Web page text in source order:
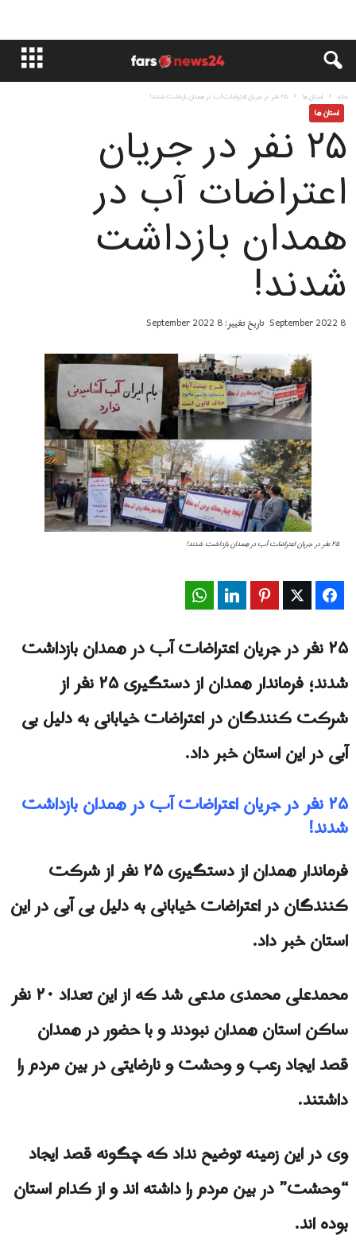
خانه استان ها ۲۵ نفر در جریان اعتراضات آب در همدان بازداشت شدند!
استان ها
۲۵ نفر در جریان
اعتراضات آب در
همدان بازداشت
شدند!
8 September 2022 تاریخ تغییر: 8 September 2022
۲۵ نفر در جریان اعتراضات آب در همدان بازداشت شدند!
Facebook
Twitter
Pinterest
LinkedIn
۲۵ نفر در جریان اعتراضات آب در همدان بازداشت
شدند؛ فرماندار همدان از دستگیری ۲۵ نفر از
شرکت کنندگان در اعتراضات خیابانی به دلیل بی
آبی در این استان خبر داد.
۲۵ نفر در جریان اعتراضات آب در همدان بازداشت
شدند!
فرماندار همدان از دستگیری ۲۵ نفر از شرکت
کنندگان در اعتراضات خیابانی به دلیل بی آبی در این
استان خبر داد.
محمدعلی محمدی مدعی شد که از این تعداد ۲۰ نفر
ساکن استان همدان نبودند و با حضور در همدان
قصد ایجاد رعب و وحشت و نارضایتی در بین مردم را
داشتند.
وی در این زمینه توضیح نداد که چگونه قصد ایجاد
“وحشت” در بین مردم را داشته اند و از کدام استان
بوده اند.